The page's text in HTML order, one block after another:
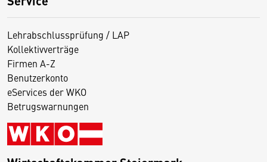
Lehrabschlussprüfung / LAP
Kollektivverträge
Firmen A-Z
Benutzerkonto
eServices der WKO
Betrugswarnungen